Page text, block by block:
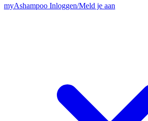
myAshampoo Inloggen/Meld je aan